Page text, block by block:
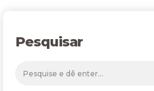
Pesquisar